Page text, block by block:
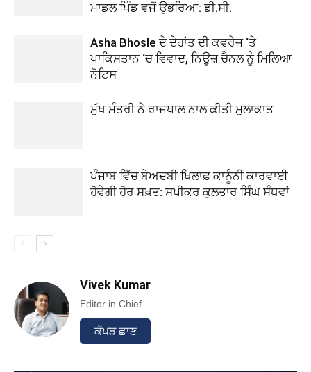
ਮਾਡਲ ਪਿੰਡ ਵਜੋਂ ਉਭਰਿਆ: ਡੀ.ਸੀ.
Asha Bhosle ਦੇ ਦੇਹਾਂਤ ਦੀ ਕਵਰੇਜ ‘ਤੇ
ਪਾਕਿਸਤਾਨ ‘ਚ ਵਿਵਾਦ, ਨਿਊਜ਼ ਚੈਨਲ ਨੂੰ ਮਿਲਿਆ
ਨੋਟਿਸ
ਮੁੱਖ ਮੰਤਰੀ ਨੇ ਰਾਜਪਾਲ ਨਾਲ ਕੀਤੀ ਮੁਲਾਕਾਤ
ਪੰਜਾਬ ਵਿੱਚ ਬੇਅਦਬੀ ਖਿਲਾਫ਼ ਕਾਨੂੰਨੀ ਕਾਰਵਾਈ
ਹੋਵੇਗੀ ਹੋਰ ਸਖ਼ਤ: ਸਪੀਕਰ ਕੁਲਤਾਰ ਸਿੰਘ ਸੰਧਵਾਂ
Vivek Kumar
Editor in Chief
ਕੱਪੜ ਛਾਣ